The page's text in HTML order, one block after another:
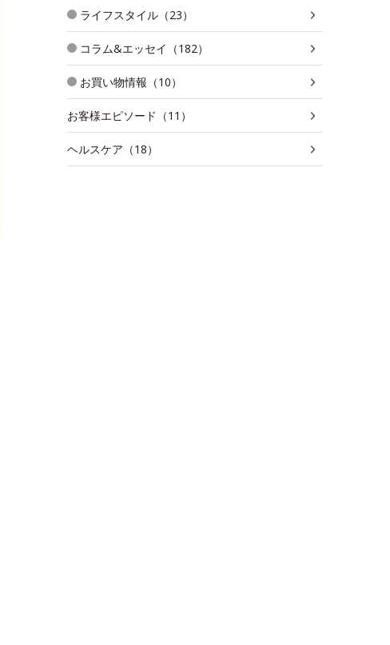
ライフスタイル（23）
コラム&エッセイ（182）
お買い物情報（10）
お客様エピソード（11）
ヘルスケア（18）